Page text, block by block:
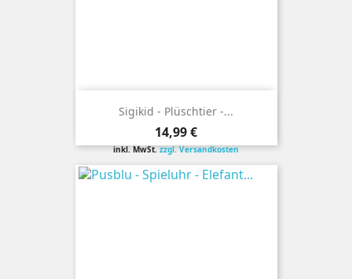
Sigikid - Plüschtier -...
Preis
14,99 €
inkl. MwSt.zzgl. Versandkosten